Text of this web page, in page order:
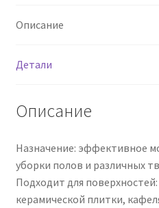
Описание
Детали
Описание
Назначение: эффективное
уборки полов и различных
Подходит для
керамической плитки,